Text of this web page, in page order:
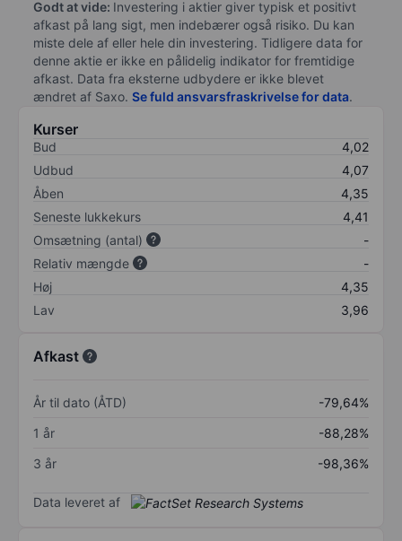
Godt at vide: Investering i aktier giver typisk et positivt
afkast på lang sigt, men indebærer også risiko. Du kan
miste dele af eller hele din investering. Tidligere data for
denne aktie er ikke en pålidelig indikator for fremtidige
afkast. Data fra eksterne udbydere er ikke blevet
ændret af Saxo. Se fuld ansvarsfraskrivelse for data.
Kurser
Bud
4,02
Udbud
4,07
Åben
4,35
Seneste lukkekurs
4,41
Omsætning (antal)
-
Relativ mængde
-
Høj
4,35
Lav
3,96
Afkast
År til dato (ÅTD)
-79,64%
1 år
-88,28%
3 år
-98,36%
Data leveret af